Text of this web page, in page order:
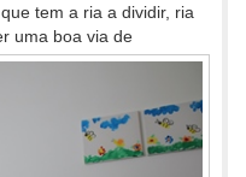
tem a ria a dividir, ria
uma boa via de